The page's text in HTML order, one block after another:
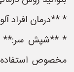
* **درمان افراد
* **شپش سر:**
مخصوص استفاده